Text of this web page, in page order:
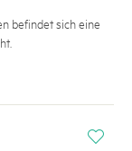
befindet sich eine
i